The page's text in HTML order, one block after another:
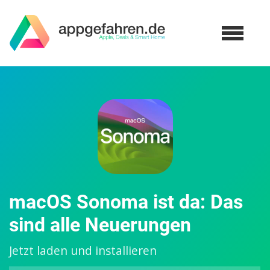
macOS Sonoma ist da: Das
sind alle Neuerungen
Jetzt laden und installieren